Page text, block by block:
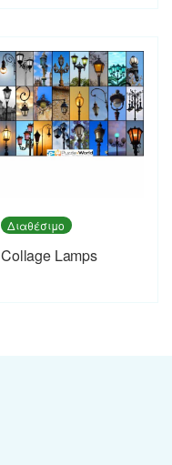
Διαθέσιμο
Collage Lamps